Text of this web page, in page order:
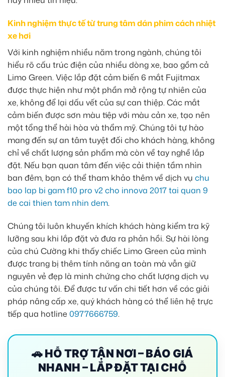
Kinh nghiệm thực tế từ trung tâm dán phim cách nhiệt
xe hơi
Với kinh nghiệm nhiều năm trong ngành, chúng tôi
hiểu rõ cấu trúc điện của nhiều dòng xe, bao gồm cả
Limo Green. Việc lắp đặt cảm biến 6 mắt Fujitmax
được thực hiện như một phần mở rộng tự nhiên của
xe, không để lại dấu vết của sự can thiệp. Các mắt
cảm biến được sơn màu tiệp với màu cản xe, tạo nên
một tổng thể hài hòa và thẩm mỹ. Chúng tôi tự hào
mang đến sự an tâm tuyệt đối cho khách hàng, không
chỉ về chất lượng sản phẩm mà còn về tay nghề lắp
đặt. Nếu bạn quan tâm đến việc cải thiện tầm nhìn
ban đêm, bạn có thể tham khảo thêm về dịch vụ chu
bao lap bi gam f10 pro v2 cho innova 2017 tai quan 9
de cai thien tam nhin dem.
Chúng tôi luôn khuyến khích khách hàng kiểm tra kỹ
lưỡng sau khi lắp đặt và đưa ra phản hồi. Sự hài lòng
của chú Cường khi thấy chiếc Limo Green của mình
được trang bị thêm tính năng an toàn mà vẫn giữ
nguyên vẻ đẹp là minh chứng cho chất lượng dịch vụ
của chúng tôi. Để được tư vấn chi tiết hơn về các giải
pháp nâng cấp xe, quý khách hàng có thể liên hệ trực
tiếp qua hotline 0977666759.
🚗 HỖ TRỢ TẬN NƠI – BÁO GIÁ
NHANH – LẮP ĐẶT TẠI CHỖ